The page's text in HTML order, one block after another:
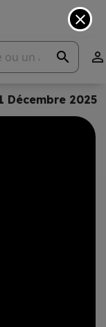
search 
close
Décembre 2025